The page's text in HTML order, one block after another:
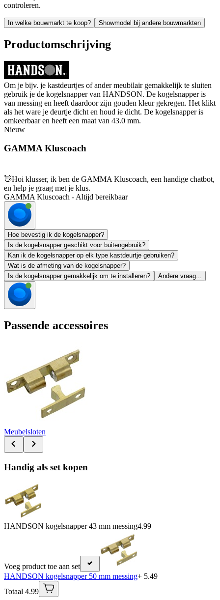
controleren.
In welke bouwmarkt te koop? Showmodel bij andere bouwmarkten
Productomschrijving
Om je bijv. je kastdeurtjes of ander meubilair gemakkelijk te sluiten
gebruik je de kogelsnapper van HANDSON. De kogelsnapper is
van messing en heeft daardoor zijn gouden kleur gekregen. Het klikt
als het ware je deurtje dicht en houd ie dicht. De kogelsnapper is
omkeerbaar en heeft een maat van 43.0 mm.
Nieuw
GAMMA Kluscoach
👋Hoi klusser, ik ben de GAMMA Kluscoach, een handige chatbot,
en help je graag met je klus.
GAMMA Kluscoach - Altijd bereikbaar
Hoe bevestig ik de kogelsnapper?
Is de kogelsnapper geschikt voor buitengebruik?
Kan ik de kogelsnapper op elk type kastdeurtje gebruiken?
Wat is de afmeting van de kogelsnapper?
Is de kogelsnapper gemakkelijk om te installeren?
Andere vraag...
Passende accessoires
Meubelsloten
Handig als set kopen
HANDSON kogelsnapper 43 mm messing4.99
Voeg product toe aan set
HANDSON kogelsnapper 50 mm messing+ 5.49
Totaal 4.99